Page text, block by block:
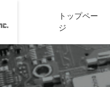
トップペー
ジ